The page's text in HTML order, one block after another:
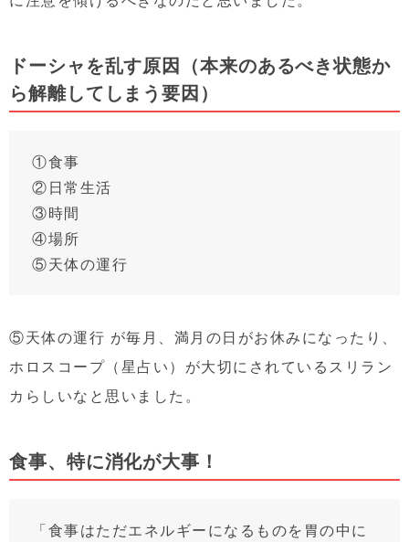
ドーシャを乱す原因（本来のあるべき状態か
ら解離してしまう要因）
①食事
②日常生活
③時間
④場所
⑤天体の運行
⑤天体の運行 が毎月、満月の日がお休みになったり、
ホロスコープ（星占い）が大切にされているスリラン
カらしいなと思いました。
食事、特に消化が大事！
「食事はただエネルギーになるものを胃の中に